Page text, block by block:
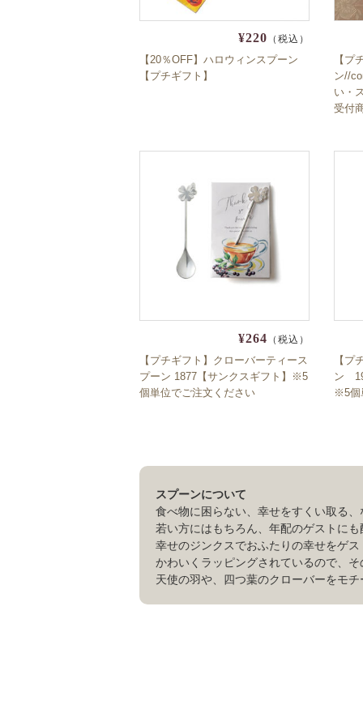
¥220 （税込）
【20％OFF】ハロウィンスプーン
【プチギフト】
【プ
ン//
い・
受付
¥264 （税込）
【プチギフト】クローバーティース
プーン 1877【サンクスギフト】※5
個単位でご注文ください
【プ
ン
※5個
スプーンについて
食べ物に困らない、幸せをすくい取る
若い方にはもちろん、年配のゲストに
幸せのジンクスでおふたりの幸せをゲ
かわいくラッピングされているので、
天使の羽や、四つ葉のクローバーをモ